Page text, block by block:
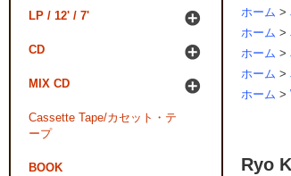
ホーム >
ホーム >
ホーム >
ホーム >
ホーム >
Ryo
LP / 12' / 7'
CD
MIX CD
Cassette Tape/カセット・テ
ープ
BOOK